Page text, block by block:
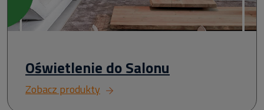
Oświetlenie do Salonu
Zobacz produkty